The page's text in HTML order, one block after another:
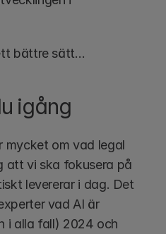
bättre sätt…
igång
om vad legal
att vi ska fokusera på
levererar i dag. Det
vad AI är
i alla fall) 2024 och